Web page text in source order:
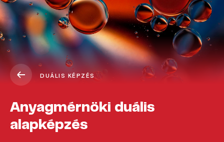
DUÁLIS KÉPZÉS
Anyagmérnöki duális
alapképzés